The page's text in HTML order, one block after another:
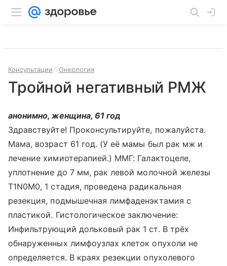
Консультации Онкология
Тройной негативный РМЖ
анонимно, женщина, 61 год
Здравствуйте! Проконсультируйте, пожалуйста.
Мама, возраст 61 год. (У её мамы был рак мж и
лечение химиотерапией.) ММГ: Галактоцеле,
уплотнение до 7 мм, рак левой молочной железы
T1N0M0, 1 стадия, проведена радикальная
резекция, подмышечная лимфаденэктамия с
пластикой. Гистологическое заключение:
Инфильтрующий дольковый рак 1 ст. В трёх
обнаруженных лимфоузлах клеток опухоли не
определяется. В краях резекции опухолевого